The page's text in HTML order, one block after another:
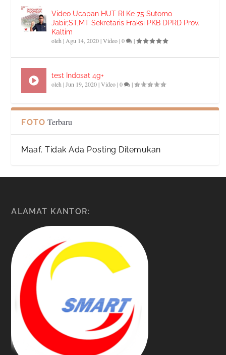
Video Ucapan HUT RI Ke 75 Sutomo
Jabir,ST,MT Sekretaris Fraksi PKB DPRD Prov.
Kaltim
oleh| Agu 14, 2020|Video|0 |
test Indosat 4g+
oleh|Jun 19, 2020|Video|0 |
FOTO Terbaru
Maaf, Tidak Ada Posting Ditemukan
ALAMAT KANTOR: